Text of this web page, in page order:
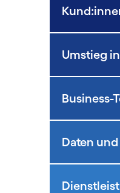
Umstieg
Business-
Daten